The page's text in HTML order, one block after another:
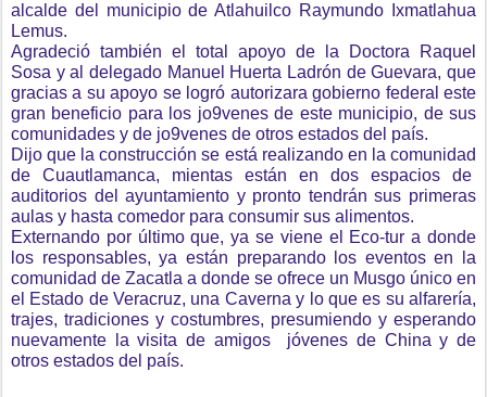
alcalde del municipio de Atlahuilco Raymundo Ixmatlahua
Lemus.
Agradeció también el total apoyo de la Doctora Raquel
Sosa y al delegado Manuel Huerta Ladrón de Guevara, que
gracias a su apoyo se logró autorizara gobierno federal este
gran beneficio para los jo9venes de este municipio, de sus
comunidades y de jo9venes de otros estados del país.
Dijo que la construcción se está realizando en la comunidad
de Cuautlamanca, mientas están en dos espacios de
auditorios del ayuntamiento y pronto tendrán sus primeras
aulas y hasta comedor para consumir sus alimentos.
Externando por último que, ya se viene el Eco-tur a donde
los responsables, ya están preparando los eventos en la
comunidad de Zacatla a donde se ofrece un Musgo único en
el Estado de Veracruz, una Caverna y lo que es su alfarería,
trajes, tradiciones y costumbres, presumiendo y esperando
nuevamente la visita de amigos jóvenes de China y de
otros estados del país.